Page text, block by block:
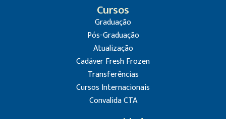
Cursos
Graduação
Pós-Graduação
Atualização
Cadáver Fresh Frozen
Transferências
Cursos Internacionais
Convalida CTA